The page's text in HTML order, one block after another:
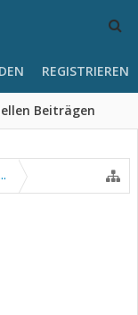
Beiträgen
REGISTRIEREN